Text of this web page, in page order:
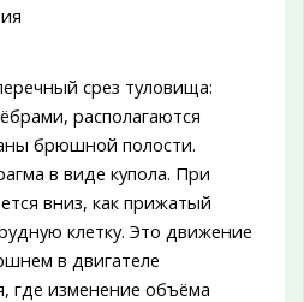
срез туловища:
располагаются
брюшной полости.
в виде купола. При
вниз, как прижатый
клетку. Это движение
в двигателе
где изменение объёма